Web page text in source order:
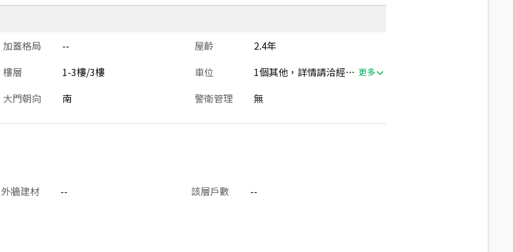
加蓋格局 -- 屋齡
2.4年
樓層 1-3樓/3樓 車位 1個其他，詳情請洽經紀人員 更多
大門朝向 南 警衛管理 無
外牆建材 -- 該層戶數
--